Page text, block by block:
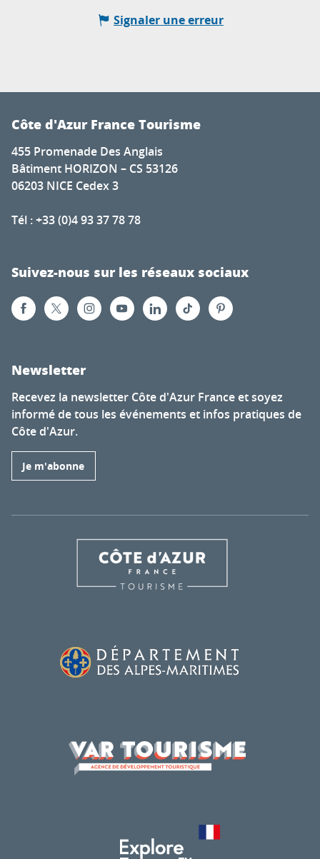
Signaler une erreur
Côte d'Azur France Tourisme
455 Promenade Des Anglais
Bâtiment HORIZON – CS 53126
06203 NICE Cedex 3
Tél : +33 (0)4 93 37 78 78
Suivez-nous sur les réseaux sociaux
Newsletter
Recevez la newsletter Côte d'Azur France et soyez
informé de tous les événements et infos pratiques de
Côte d'Azur.
Je m'abonne